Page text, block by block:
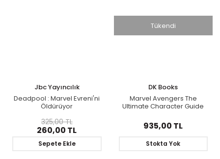
Jbc Yayıncılık
Deadpool : Marvel Evreni'ni
Öldürüyor
260,00 TL
325,00 TL
Sepete Ekle
Tükendi
DK Books
Marvel Avengers The
Ultimate Character Guide
935,00 TL
Stokta Yok